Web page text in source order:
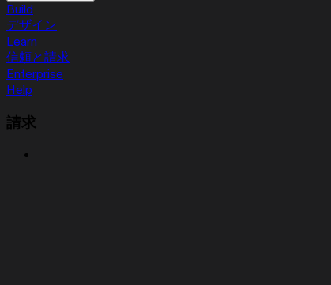
Build
デザイン
Learn
信頼と請求
Enterprise
Help
請求